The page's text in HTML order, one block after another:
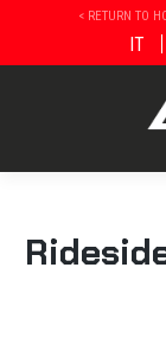
< RETURN TO
IT